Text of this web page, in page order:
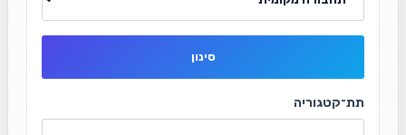
סינון
תת־קטגוריה